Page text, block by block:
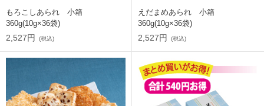
もろこしあられ 小箱
360g(10g×36袋)
2,527円 (税込)
えだまめあられ 小箱
360g(10g×36袋)
2,527円 (税込)